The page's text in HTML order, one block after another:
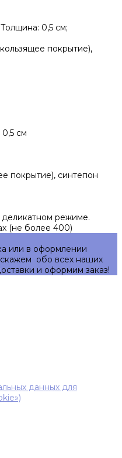
0,5 см;
покрытие),
см
покрытие), синтепон
деликатном режиме.
(не более 400)
или в оформлении
обо всех наших
и оформим заказ!
данных для